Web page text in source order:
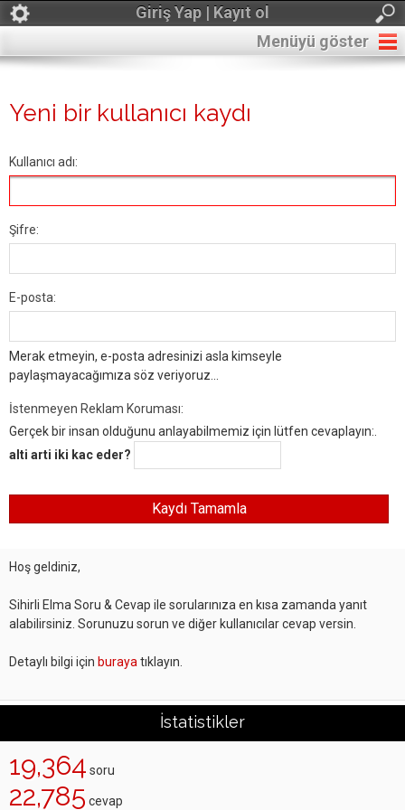
Giriş Yap | Kayıt ol
Menüyü göster
Yeni bir kullanıcı kaydı
Kullanıcı adı:
Şifre:
E-posta:
Merak etmeyin, e-posta adresinizi asla kimseyle
paylaşmayacağımıza söz veriyoruz...
İstenmeyen Reklam Koruması:
Gerçek bir insan olduğunu anlayabilmemiz için lütfen cevaplayın:.
alti arti iki kac eder?
Hoş geldiniz,
Sihirli Elma Soru & Cevap ile sorularınıza en kısa zamanda yanıt
alabilirsiniz. Sorunuzu sorun ve diğer kullanıcılar cevap versin.
Detaylı bilgi için buraya tıklayın.
İstatistikler
19,364 soru
22,785 cevap